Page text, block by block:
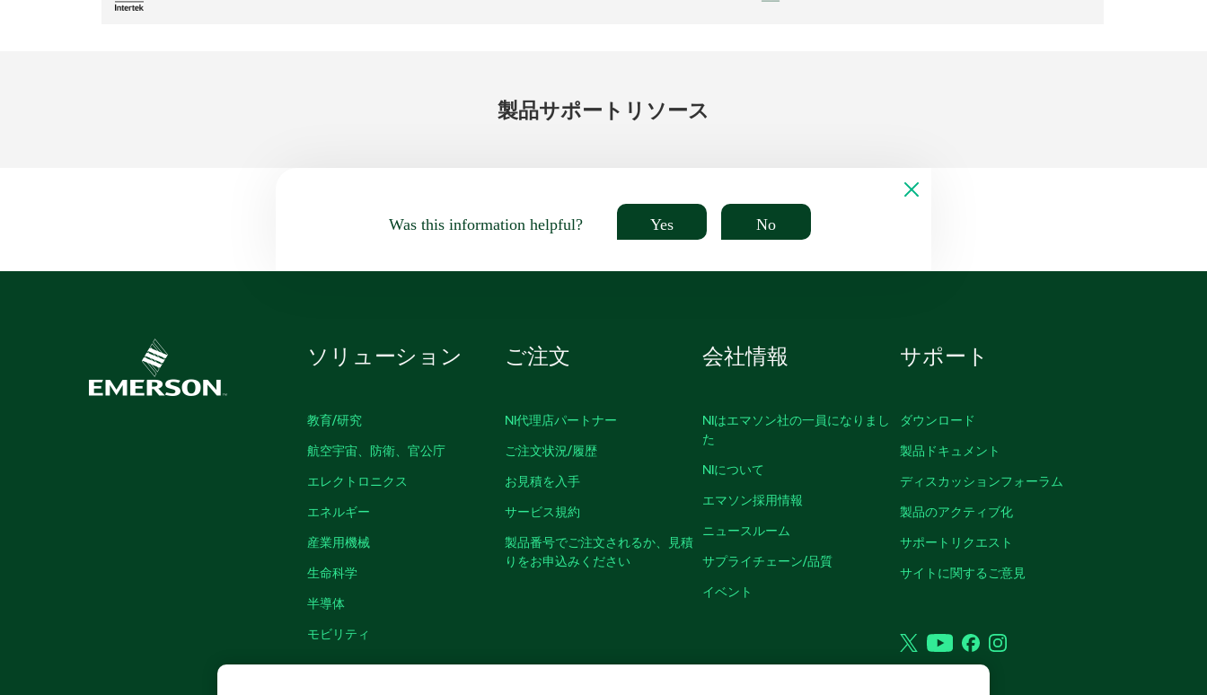
製品サポート リソース
Was this information helpful? Yes No
ソリューション
教育/研究
航空宇宙、防衛、官公庁
エレクトロニクス
エネルギー
産業用機械
生命科学
半導体
モビリティ
ご注文
NI代理店パートナー
ご注文状況/履歴
お見積を入手
サービス規約
製品番号でご注文されるか、見積
りをお申込みください
会社情報
NIはエマソン社の一員になりまし
た
NIについて
エマソン採用情報
ニュースルーム
サプライチェーン/品質
イベント
サポート
ダウンロード
製品ドキュメント
ディスカッションフォーラム
製品のアクティブ化
サポートリクエスト
サイトに関するご意見
TwitterYouTubeFacebookInstagram